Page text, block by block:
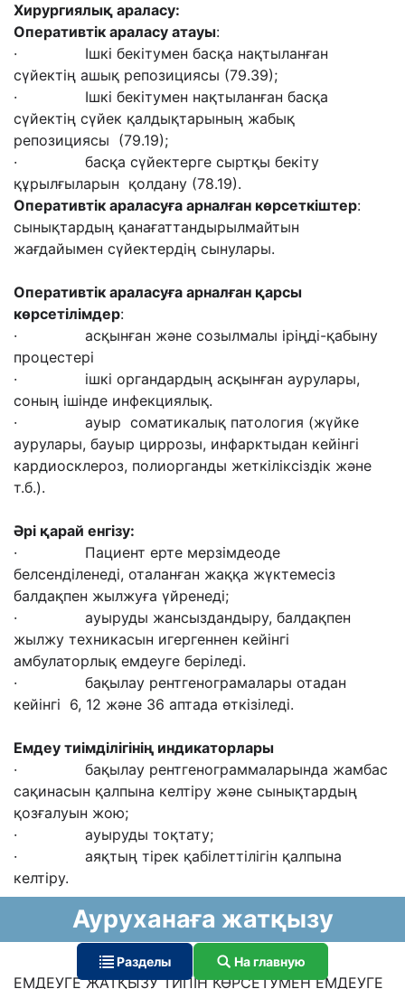
Хирургиялық араласу:
Оперативтік араласу атауы:
· Ішкі бекітумен басқа нақтыланған
сүйектің ашық репозициясы (79.39);
· Ішкі бекітумен нақтыланған басқа
сүйектің сүйек қалдықтарының жабық
репозициясы (79.19);
· басқа сүйектерге сыртқы бекіту
құрылғыларын қолдану (78.19).
Оперативтік араласуға арналған көрсеткіштер:
сынықтардың қанағаттандырылмайтын
жағдайымен сүйектердің сынулары.
Оперативтік араласуға арналған қарсы
көрсетілімдер:
· асқынған және созылмалы іріңді-қабыну
процестері
· ішкі органдардың асқынған аурулары,
соның ішінде инфекциялық.
· ауыр соматикалық патология (жүйке
аурулары, бауыр циррозы, инфарктыдан кейінгі
кардиосклероз, полиорганды жеткіліксіздік және
т.б.).
Әрі қарай енгізу:
· Пациент ерте мерзімдеоде
белсенділенеді, оталанған жаққа жүктемесіз
балдақпен жылжуға үйренеді;
· ауыруды жансыздандыру, балдақпен
жылжу техникасын игергеннен кейінгі
амбулаторлық емдеуге беріледі.
· бақылау рентгенограмалары отадан
кейінгі 6, 12 және 36 аптада өткізіледі.
Емдеу тиімділігінің индикаторлары
· бақылау рентгенограммаларында жамбас
сақинасын қалпына келтіру және сынықтардың
қозғалуын жою;
· ауыруды тоқтату;
· аяқтың тірек қабілеттілігін қалпына
келтіру.
Ауруханаға жатқызу
ЕМДЕУГЕ ЖАТҚЫЗУ ТИПІН КӨРСЕТУМЕН ЕМДЕУГЕ
Разделы На главную